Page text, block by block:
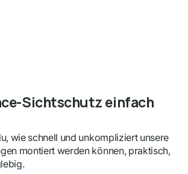
Sichtschutz einfach
wie schnell und unkompliziert unsere
montiert werden können, praktisch,